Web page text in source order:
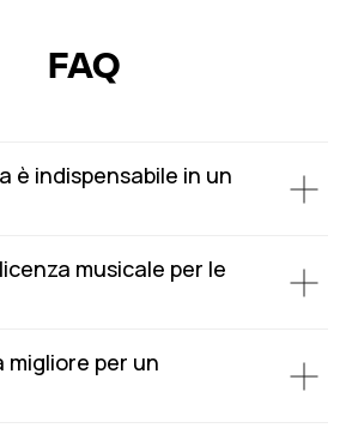
FAQ
è indispensabile in un
musicale per le
migliore per un